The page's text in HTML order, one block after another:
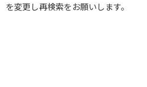
を変更し再検索をお願いします。